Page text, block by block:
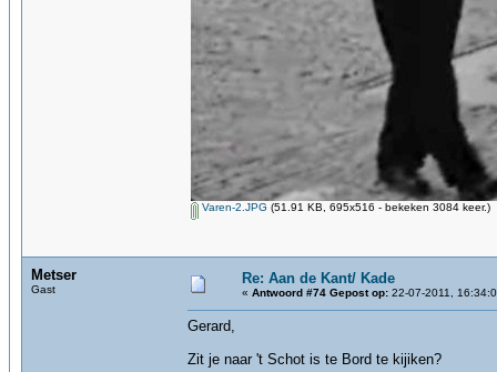
Varen-2.JPG (51.91 KB, 695x516 - bekeken 3084 keer.)
Metser
Gast
Re: Aan de Kant/ Kade
« Antwoord #74 Gepost op: 22-07-2011,
Gerard,
Zit je naar 't Schot is te Bord te kijiken?